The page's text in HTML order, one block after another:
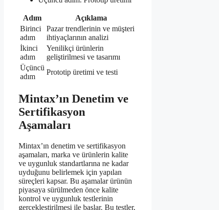
Adım
Açıklama
Birinci
adım
Pazar trendlerinin ve müşteri
ihtiyaçlarının analizi
İkinci
adım
Yenilikçi ürünlerin
geliştirilmesi ve tasarımı
Üçüncü
adım
Prototip üretimi ve testi
Mintax’ın Denetim ve
Sertifikasyon
Aşamaları
Mintax’ın denetim ve sertifikasyon
aşamaları, marka ve ürünlerin kalite
ve uygunluk standartlarına ne kadar
uyduğunu belirlemek için yapılan
süreçleri kapsar. Bu aşamalar ürünün
piyasaya sürülmeden önce kalite
kontrol ve uygunluk testlerinin
gerçekleştirilmesi ile başlar. Bu testler,